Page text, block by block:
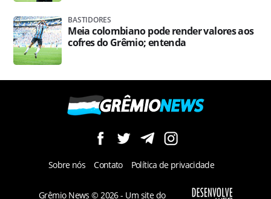
BASTIDORES
Meia colombiano pode render valores aos
cofres do Grêmio; entenda
Sobre nós Contato Política de privacidade
Grêmio News © 2026 - Um site do